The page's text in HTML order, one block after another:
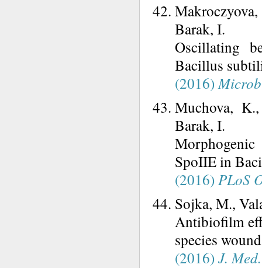
Barak, I.
Oscillating
Bacillus
(2016)
Muchova,
Barak, I.
SpoIIE in
(2016)PLoS
Sojka, M.,
Antibiofilm
species
(2016)J.